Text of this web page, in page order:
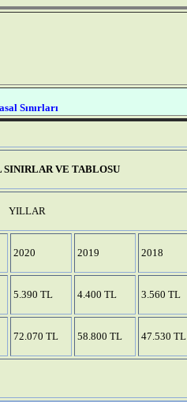
Sınırları
VE TABLOSU
YILLAR
2020 2019 2018
5.390 TL 4.400 TL 3.560 TL
72.070 TL 58.800 TL 47.530 TL